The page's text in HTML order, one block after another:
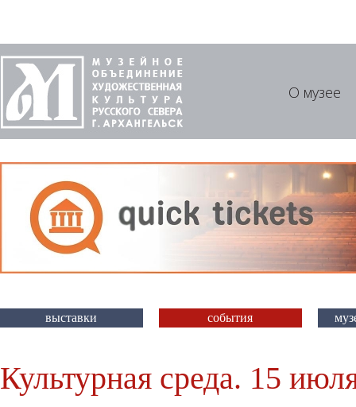
О музее
выставки события
Культурная среда. 15